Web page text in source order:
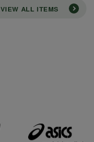
VIEW ALL ITEMS